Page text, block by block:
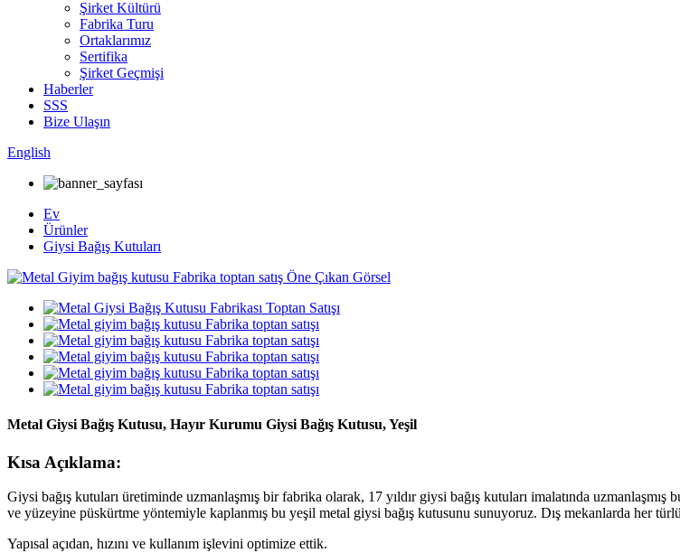
Şirket Kültürü
Fabrika Turu
Ortaklarımız
Sertifika
Şirket Geçmişi
Haberler
SSS
Bize Ulaşın
English
Ev
Ürünler
Giysi Bağış Kutuları
Metal Giysi Bağış Kutusu, Hayır Kurumu Giysi Bağış Kutusu, Yeşil
Kısa Açıklama:
Giysi bağış kutuları üretiminde uzmanlaşmış bir fabrika olarak, 17 yıldır giysi bağış kutuları imalatında
ve yüzeyine püskürtme yöntemiyle kaplanmış bu yeşil metal giysi bağış kutusunu sunuyoruz. Dış mekanlarda her
Yapısal açıdan, hızını ve kullanım işlevini optimize ettik.